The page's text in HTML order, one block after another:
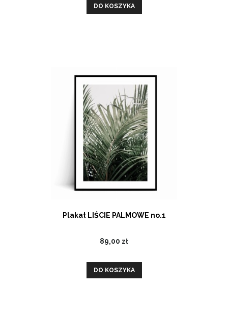
DO KOSZYKA
Plakat LIŚCIE PALMOWE no.1
89,00 zł
DO KOSZYKA